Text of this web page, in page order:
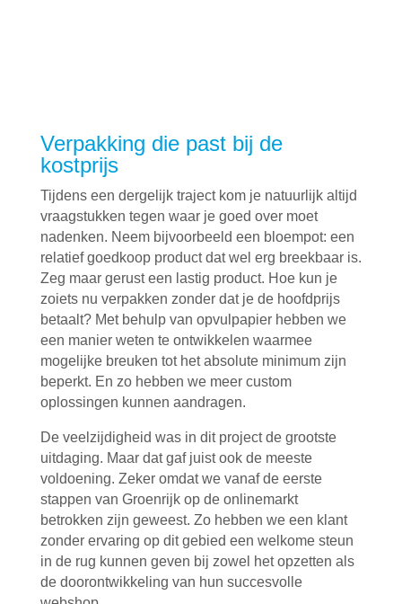
Verpakking die past bij de
kostprijs
Tijdens een dergelijk traject kom je natuurlijk altijd
vraagstukken tegen waar je goed over moet
nadenken. Neem bijvoorbeeld een bloempot: een
relatief goedkoop product dat wel erg breekbaar is.
Zeg maar gerust een lastig product. Hoe kun je
zoiets nu verpakken zonder dat je de hoofdprijs
betaalt? Met behulp van opvulpapier hebben we
een manier weten te ontwikkelen waarmee
mogelijke breuken tot het absolute minimum zijn
beperkt. En zo hebben we meer custom
oplossingen kunnen aandragen.
De veelzijdigheid was in dit project de grootste
uitdaging. Maar dat gaf juist ook de meeste
voldoening. Zeker omdat we vanaf de eerste
stappen van Groenrijk op de onlinemarkt
betrokken zijn geweest. Zo hebben we een klant
zonder ervaring op dit gebied een welkome steun
in de rug kunnen geven bij zowel het opzetten als
de doorontwikkeling van hun succesvolle